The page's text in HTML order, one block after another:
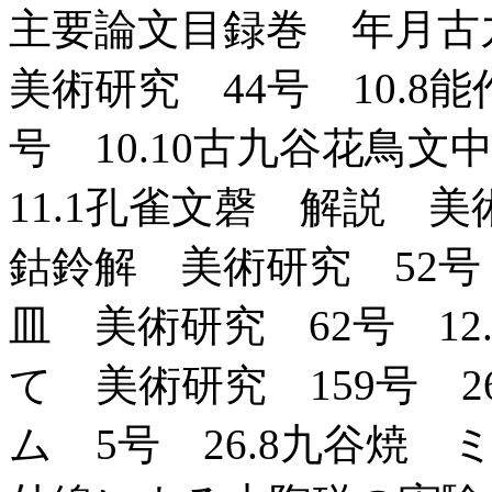
主要論文目録巻 年月
美術研究 44号 10.8
号 10.10古九谷花鳥
11.1孔雀文磬 解説 美
鈷鈴解 美術研究 52号
皿 美術研究 62号
て 美術研究 159号
ム 5号 26.8九谷焼